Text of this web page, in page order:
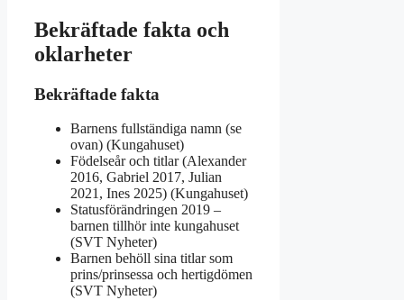
Bekräftade fakta och
oklarheter
Bekräftade fakta
Barnens fullständiga namn (se
ovan) (Kungahuset)
Födelseår och titlar (Alexander
2016, Gabriel 2017, Julian
2021, Ines 2025) (Kungahuset)
Statusförändringen 2019 –
barnen tillhör inte kungahuset
(SVT Nyheter)
Barnen behöll sina titlar som
prins/prinsessa och hertigdömen
(SVT Nyheter)